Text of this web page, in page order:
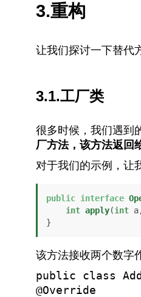
3.重构
让我们探讨一下替代
3.1.工厂类
很多时候，我们遇到
厂方法，该方法返回
对于我们的示例，让
public interface
int apply(int
}
该方法接收两个数字
public class
@Override